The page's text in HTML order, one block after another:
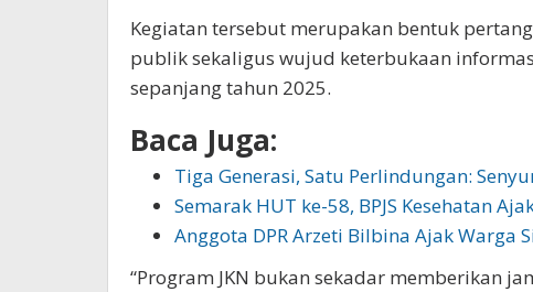
Kegiatan tersebut merupakan bentuk
publik sekaligus wujud keterbukaan
sepanjang tahun 2025.
Baca Juga:
Tiga Generasi, Satu Perlindungan:
Semarak HUT ke-58, BPJS Kesehatan
Anggota DPR Arzeti Bilbina Ajak Warga
“Program JKN bukan sekadar memberikan